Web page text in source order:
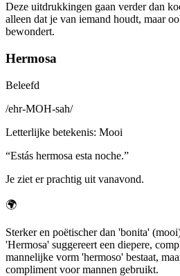
Deze uitdrukkingen gaan verder dan
alleen dat je van iemand houdt, maar
bewondert.
Hermosa
Beleefd
/ehr-MOH-sah/
Letterlijke betekenis: Mooi
“Estás hermosa esta noche.”
Je ziet er prachtig uit vanavond.
🌍
Sterker en poëtischer dan 'bonita'
'Hermosa' suggereert een diepere,
mannelijke vorm 'hermoso' bestaat,
compliment voor mannen gebruikt.